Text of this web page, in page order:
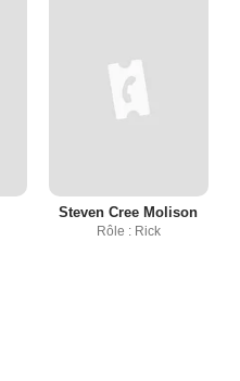
Steven Cree Molison
Rôle : Rick